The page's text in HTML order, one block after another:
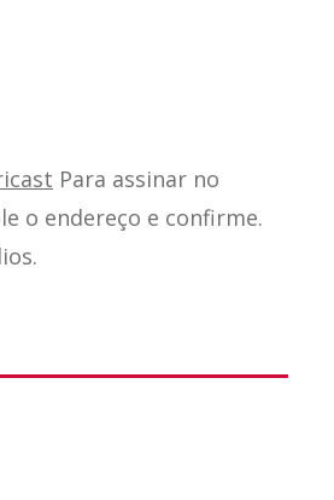
Para assinar no
o endereço e confirme.